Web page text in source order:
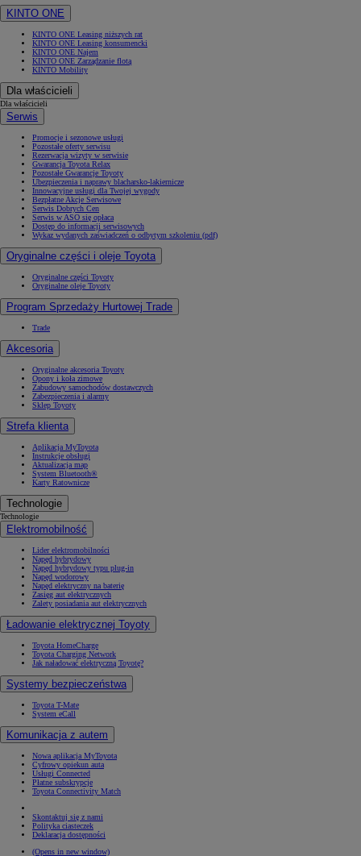
KINTO ONE
KINTO ONE Leasing niższych rat
KINTO ONE Leasing konsumencki
KINTO ONE Najem
KINTO ONE Zarządzanie flotą
KINTO Mobility
Dla właścicieli
Dla właścicieli
Serwis
Promocje i sezonowe usługi
Pozostałe oferty serwisu
Rezerwacja wizyty w serwisie
Gwarancja Toyota Relax
Pozostałe Gwarancje Toyoty
Ubezpieczenia i naprawy blacharsko-lakiernicze
Innowacyjne usługi dla Twojej wygody
Bezpłatne Akcje Serwisowe
Serwis Dobrych Cen
Serwis w ASO się opłaca
Dostęp do informacji serwisowych
Wykaz wydanych zaświadczeń o odbytym szkoleniu (pdf)
Oryginalne części i oleje Toyota
Oryginalne części Toyoty
Oryginalne oleje Toyoty
Program Sprzedaży Hurtowej Trade
Trade
Akcesoria
Oryginalne akcesoria Toyoty
Opony i koła zimowe
Zabudowy samochodów dostawczych
Zabezpieczenia i alarmy
Sklep Toyoty
Strefa klienta
Aplikacja MyToyota
Instrukcje obsługi
Aktualizacja map
System Bluetooth®
Karty Ratownicze
Technologie
Technologie
Elektromobilność
Lider elektromobilności
Napęd hybrydowy
Napęd hybrydowy typu plug-in
Napęd wodorowy
Napęd elektryczny na baterię
Zasięg aut elektrycznych
Zalety posiadania aut elektrycznych
Ładowanie elektrycznej Toyoty
Toyota HomeCharge
Toyota Charging Network
Jak naładować elektryczną Toyotę?
Systemy bezpieczeństwa
Toyota T-Mate
System eCall
Komunikacja z autem
Nowa aplikacja MyToyota
Cyfrowy opiekun auta
Usługi Connected
Płatne subskrypcje
Toyota Connectivity Match
Skontaktuj się z nami
Polityka ciasteczek
Deklaracja dostępności
(Opens in new window)